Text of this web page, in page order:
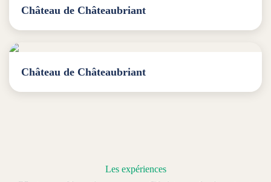
Château de Châteaubriant
Château de Châteaubriant
Les expériences